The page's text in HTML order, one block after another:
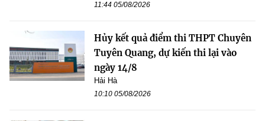
11:44 05/08/2026
Hủy kết quả điểm thi THPT Chuyên
Tuyên Quang, dự kiến thi lại vào
ngày 14/8
Hải Hà
10:10 05/08/2026